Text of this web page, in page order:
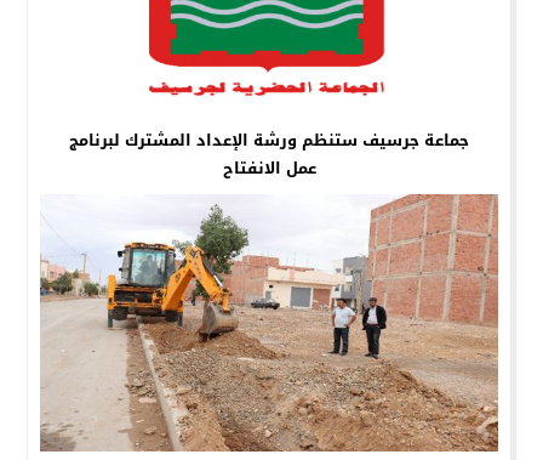
جماعة جرسيف ستنظم ورشة الإعداد المشترك لبرنامج
عمل الانفتاح